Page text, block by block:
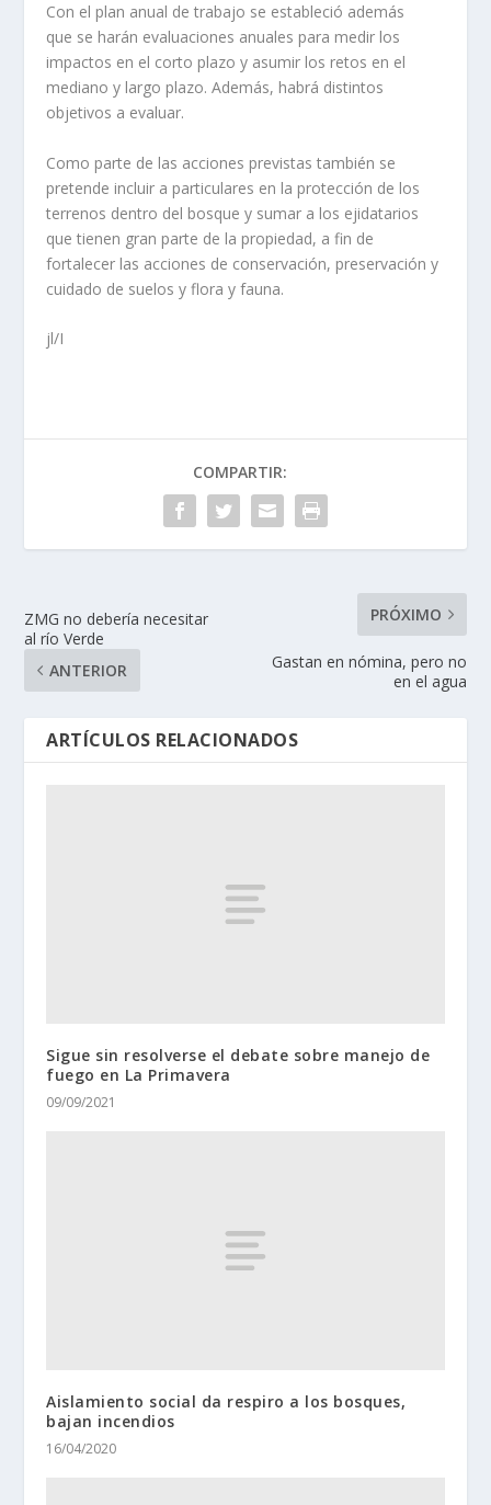
Con el plan anual de trabajo se estableció además
que se harán evaluaciones anuales para medir los
impactos en el corto plazo y asumir los retos en el
mediano y largo plazo. Además, habrá distintos
objetivos a evaluar.
Como parte de las acciones previstas también se
pretende incluir a particulares en la protección de los
terrenos dentro del bosque y sumar a los ejidatarios
que tienen gran parte de la propiedad, a fin de
fortalecer las acciones de conservación, preservación y
cuidado de suelos y flora y fauna.
jl/I
COMPARTIR:
ZMG no debería necesitar
al río Verde
ANTERIOR
PRÓXIMO
Gastan en nómina, pero no
en el agua
ARTÍCULOS RELACIONADOS
Sigue sin resolverse el debate sobre manejo de
fuego en La Primavera
09/09/2021
Aislamiento social da respiro a los bosques,
bajan incendios
16/04/2020